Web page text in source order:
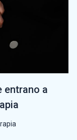
entrano a